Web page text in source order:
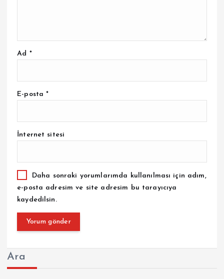
Ad *
E-posta*
İnternet sitesi
Daha sonraki yorumlarımda kullanılması için adım,
e-posta adresim ve site adresim bu tarayıcıya
kaydedilsin.
Ara